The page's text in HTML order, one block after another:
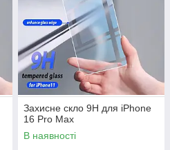
Захисне скло 9H для iPhone
16 Pro Max
В наявності